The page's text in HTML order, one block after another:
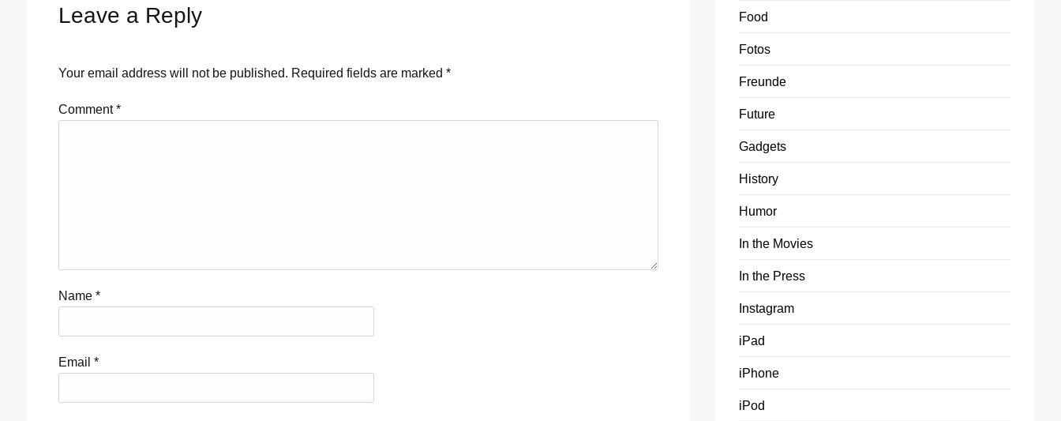
Leave a Reply
Your email address will not be published. Required fields are marked *
Comment*
Name *
Email *
Food
Fotos
Freunde
Future
Gadgets
History
Humor
In the Movies
In the Press
Instagram
iPad
iPhone
iPod